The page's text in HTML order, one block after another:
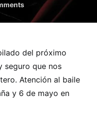
del próximo
seguro que nos
Atención al baile
y 6 de mayo en